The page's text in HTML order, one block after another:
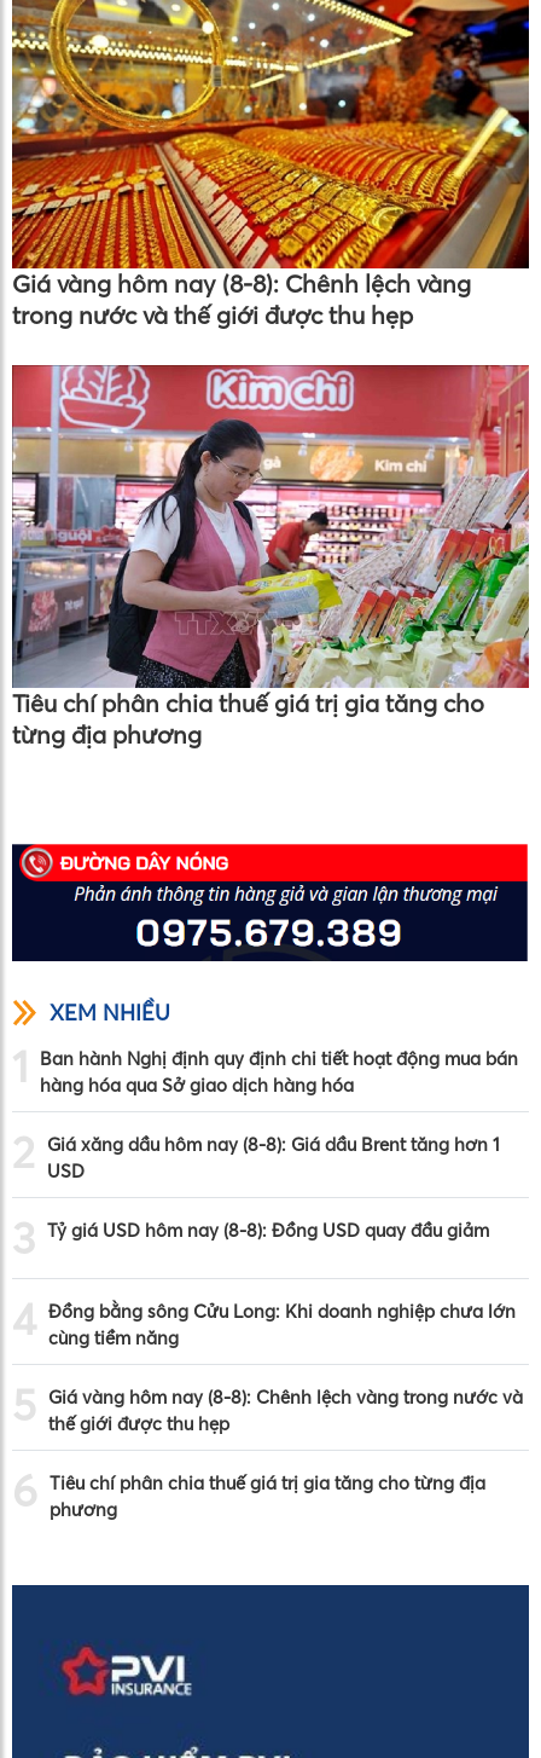
Giá vàng hôm nay (8-8): Chênh lệch vàng
trong nước và thế giới được thu hẹp
Tiêu chí phân chia thuế giá trị gia tăng cho
từng địa phương
XEM NHIỀU
1
Ban hành Nghị định quy định chi tiết hoạt động mua bán
hàng hóa qua Sở giao dịch hàng hóa
2
Giá xăng dầu hôm nay (8-8): Giá dầu Brent tăng hơn 1
USD
3 Tỷ giá USD hôm nay (8-8): Đồng USD quay đầu giảm
4 Đồng bằng sông Cửu Long: Khi doanh nghiệp chưa lớn
cùng tiềm năng
5
Giá vàng hôm nay (8-8): Chênh lệch vàng trong nước và
thế giới được thu hẹp
6 Tiêu chí phân chia thuế giá trị gia tăng cho từng địa
phương